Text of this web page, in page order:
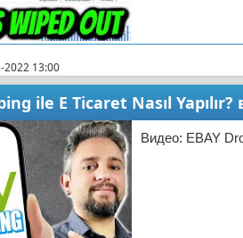
2022 13:00
ile E Ticaret Nasıl
Видео: EBAY